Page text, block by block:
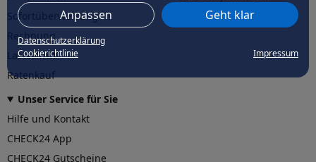
Anpassen Geht klar
Datenschutzerklärung
Cookierichtlinie
Impressum
Sofortüberweisung
Rechnung
Lastschrift
Ratenkauf
CHECK24hilftder Natur
Unser Service für Sie
Hilfe und Kontakt
CHECK24 App
CHECK24 Gutscheine